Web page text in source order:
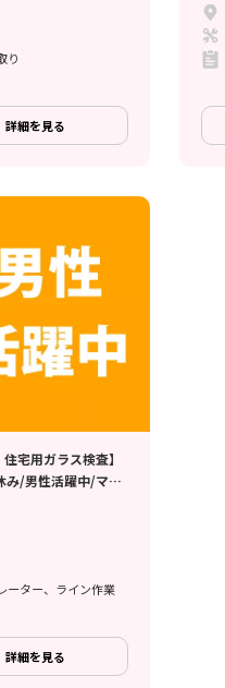
り
詳細を見る
宅用ガラス検査】
み/男性活躍中/マイ
ーター、ライン作業
詳細を見る